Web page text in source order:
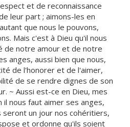
et de reconnaissance
leur part ; aimons-les en
que nous le pouvons,
Mais c'est à Dieu qu'il nous
de notre amour et de notre
anges, aussi bien que nous,
de l'honorer et de l'aimer,
de se rendre dignes de son
~ Aussi est-ce en Dieu, mes
nous faut aimer ses anges,
seront un jour nos cohéritiers,
et ordonne qu'ils soient